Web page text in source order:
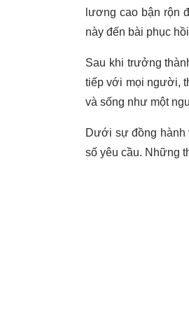
lương cao bận rộn
này đến bài phục
Sau khi trưởng
tiếp với mọi người,
và sống như một
Dưới sự đồng hành
số yêu cầu. Những